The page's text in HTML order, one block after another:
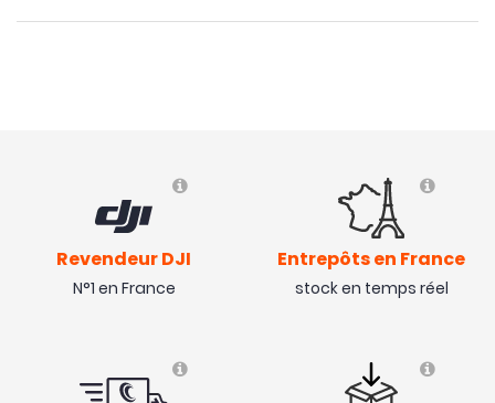
Revendeur DJI
N°1 en France
Entrepôts en France
stock en temps réel